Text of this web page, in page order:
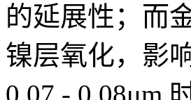
的延展性；而
镍层氧化，影
0.07 - 0.08μm